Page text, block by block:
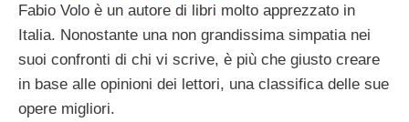
Fabio Volo è un autore di libri molto apprezzato in
Italia. Nonostante una non grandissima simpatia nei
suoi confronti di chi vi scrive, è più che giusto creare
in base alle opinioni dei lettori, una classifica delle sue
opere migliori.